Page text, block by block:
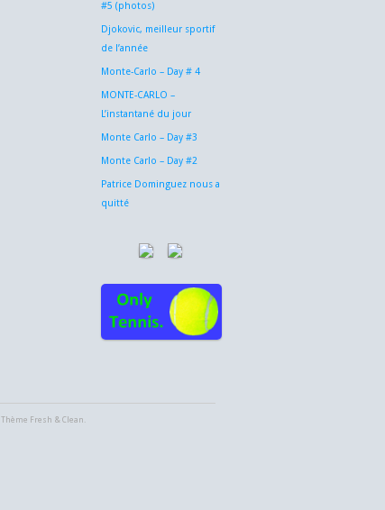
#5 (photos)
Djokovic, meilleur sportif
de l’année
Monte-Carlo – Day # 4
MONTE-CARLO –
L’instantané du jour
Monte Carlo – Day #3
Monte Carlo – Day #2
Patrice Dominguez nous a
quitté
Thème Fresh & Clean